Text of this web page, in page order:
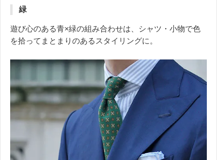
緑
遊び心のある青×緑の組み合わせは、シャツ・小物で色
を拾ってまとまりのあるスタイリングに。